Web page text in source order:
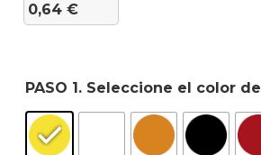
0,64 €
PASO 1. Seleccione el color